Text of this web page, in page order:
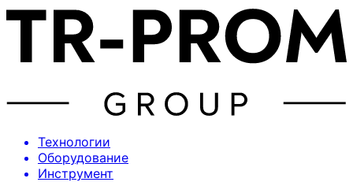
Технологии
Оборудование
Инструмент